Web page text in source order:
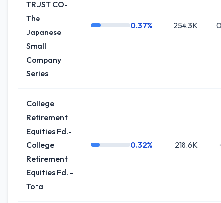
TRUST CO-
The
Japanese
Small
Company
Series
0.37% 254.3K
College
Retirement
Equities Fd.-
College
Retirement
Equities Fd. -
Tota
0.32% 218.6K